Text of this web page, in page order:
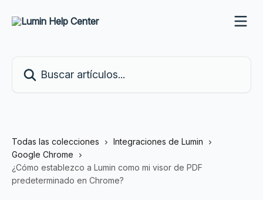
Todas las colecciones
Integraciones de Lumin
Google Chrome
¿Cómo establezco a Lumin como mi visor de PDF
predeterminado en Chrome?